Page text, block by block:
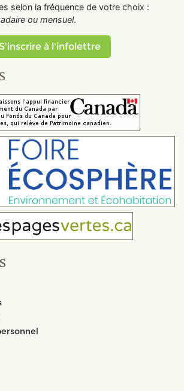
selon la fréquence de votre choix :
ou mensuel.
S'inscrire à l'infolettre